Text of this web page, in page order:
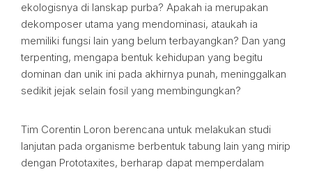
ekologisnya di lanskap purba? Apakah ia merupakan
dekomposer utama yang mendominasi, ataukah ia
memiliki fungsi lain yang belum terbayangkan? Dan yang
terpenting, mengapa bentuk kehidupan yang begitu
dominan dan unik ini pada akhirnya punah, meninggalkan
sedikit jejak selain fosil yang membingungkan?
Tim Corentin Loron berencana untuk melakukan studi
lanjutan pada organisme berbentuk tabung lain yang mirip
dengan Prototaxites, berharap dapat memperdalam